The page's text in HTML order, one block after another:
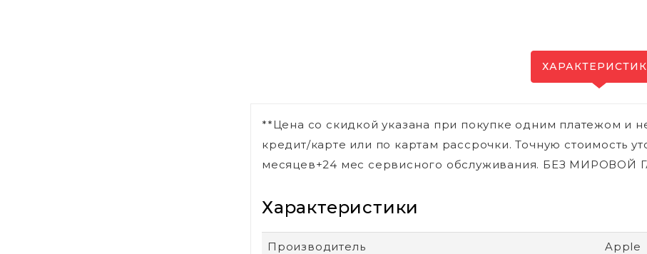
**Цена со скидкой указана при покупке одним платежом и
кредит/карте или по картам рассрочки. Точную стоимость
месяцев+24 мес сервисного обслуживания. БЕЗ МИРОВОЙ
Характеристики
Производитель Apple